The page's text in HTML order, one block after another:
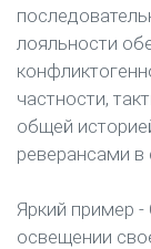
лояльности
частности,
общей
реверансами в
Яркий пример
освещении